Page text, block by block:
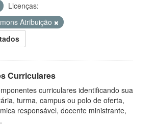
Licenças:
Atribuição
Curriculares
curriculares identificando sua
turma, campus ou polo de oferta,
responsável, docente ministrante,